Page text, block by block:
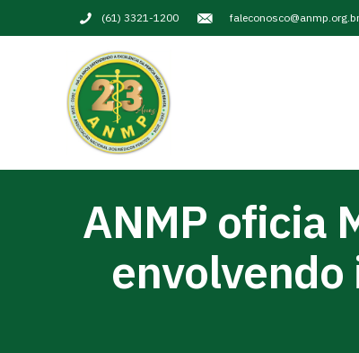
(61) 3321-1200 faleconosco@anmp.org.br
ANMP oficia